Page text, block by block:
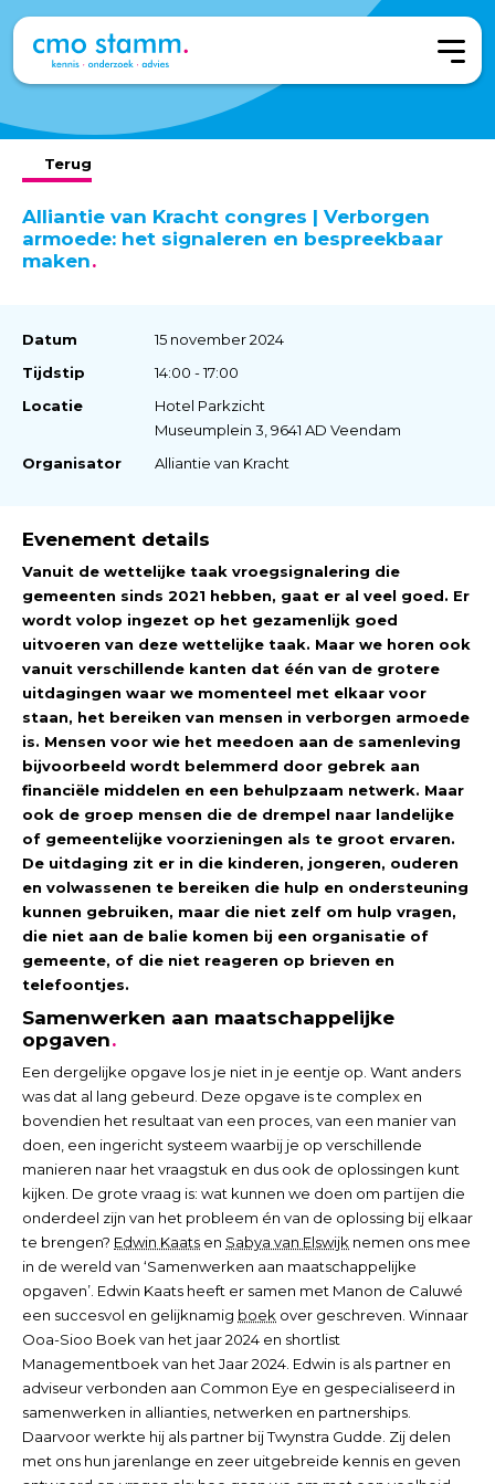
Terug
Alliantie van Kracht congres | Verborgen
armoede: het signaleren en bespreekbaar
maken
Datum
15 november 2024
Tijdstip
14:00 - 17:00
Locatie
Hotel Parkzicht
Museumplein 3, 9641 AD Veendam
Organisator
Alliantie van Kracht
Evenement details
Vanuit de wettelijke taak vroegsignalering die
gemeenten sinds 2021 hebben, gaat er al veel goed. Er
wordt volop ingezet op het gezamenlijk goed
uitvoeren van deze wettelijke taak. Maar we horen ook
vanuit verschillende kanten dat één van de grotere
uitdagingen waar we momenteel met elkaar voor
staan, het bereiken van mensen in verborgen armoede
is. Mensen voor wie het meedoen aan de samenleving
bijvoorbeeld wordt belemmerd door gebrek aan
financiële middelen en een behulpzaam netwerk. Maar
ook de groep mensen die de drempel naar landelijke
of gemeentelijke voorzieningen als te groot ervaren.
De uitdaging zit er in die kinderen, jongeren, ouderen
en volwassenen te bereiken die hulp en ondersteuning
kunnen gebruiken, maar die niet zelf om hulp vragen,
die niet aan de balie komen bij een organisatie of
gemeente, of die niet reageren op brieven en
telefoontjes.
Samenwerken aan maatschappelijke
opgaven
Een dergelijke opgave los je niet in je eentje op. Want anders
was dat al lang gebeurd. Deze opgave is te complex en
bovendien het resultaat van een proces, van een manier van
doen, een ingericht systeem waarbij je op verschillende
manieren naar het vraagstuk en dus ook de oplossingen kunt
kijken. De grote vraag is: wat kunnen we doen om partijen die
onderdeel zijn van het probleem én van de oplossing bij elkaar
te brengen? Edwin Kaats en Sabya van Elswijk nemen ons mee
in de wereld van ‘Samenwerken aan maatschappelijke
opgaven’. Edwin Kaats heeft er samen met Manon de Caluwé
een succesvol en gelijknamig boek over geschreven. Winnaar
Ooa-Sioo Boek van het jaar 2024 en shortlist
Managementboek van het Jaar 2024. Edwin is als partner en
adviseur verbonden aan Common Eye en gespecialiseerd in
samenwerken in allianties, netwerken en partnerships.
Daarvoor werkte hij als partner bij Twynstra Gudde. Zij delen
met ons hun jarenlange en zeer uitgebreide kennis en geven